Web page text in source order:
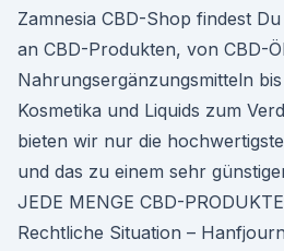
Zamnesia CBD-Shop findest
an CBD-Produkten, von CBD-
Nahrungsergänzungsmitteln
Kosmetika und Liquids zum
bieten wir nur die
und das zu einem sehr
JEDE MENGE CBD-
Rechtliche Situation –